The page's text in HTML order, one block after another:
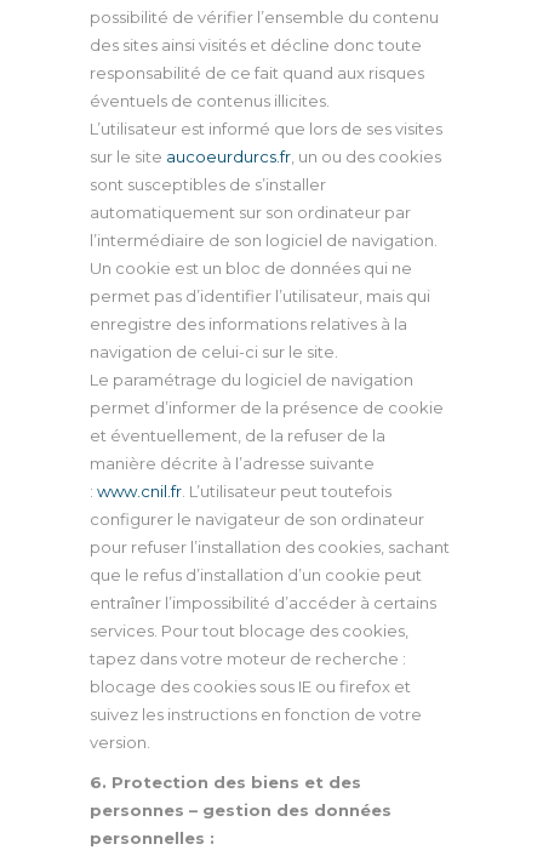
possibilité de vérifier l’ensemble du contenu
des sites ainsi visités et décline donc toute
responsabilité de ce fait quand aux risques
éventuels de contenus illicites.
L’utilisateur est informé que lors de ses visites
sur le site aucoeurdurcs.fr , un ou des cookies
sont susceptibles de s’installer
automatiquement sur son ordinateur par
l’intermédiaire de son logiciel de navigation.
Un cookie est un bloc de données qui ne
permet pas d’identifier l’utilisateur, mais qui
enregistre des informations relatives à la
navigation de celui-ci sur le site.
Le paramétrage du logiciel de navigation
permet d’informer de la présence de cookie
et éventuellement, de la refuser de la
manière décrite à l’adresse suivante
: www.cnil.fr . L’utilisateur peut toutefois
configurer le navigateur de son ordinateur
pour refuser l’installation des cookies, sachant
que le refus d’installation d’un cookie peut
entraîner l’impossibilité d’accéder à certains
services. Pour tout blocage des cookies,
tapez dans votre moteur de recherche :
blocage des cookies sous IE ou firefox et
suivez les instructions en fonction de votre
version.
6. Protection des biens et des
personnes – gestion des données
personnelles :